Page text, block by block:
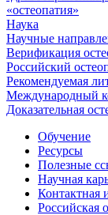
«остеопатия»
Наука
Научные
Верификация
Российский
Рекомендуемая
Международный
Доказательная
Обучение
Ресурсы
Полезные
Научная
Контактная
Российская